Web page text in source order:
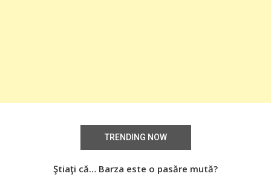
TRENDING NOW
Ştiaţi că… Barza este o pasăre mută?